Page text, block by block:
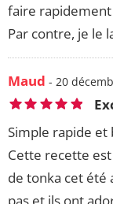
faire
Par contre, je le
Maud - 20
Simple rapide et
Cette recette
de tonka cet été
pas et ils ont